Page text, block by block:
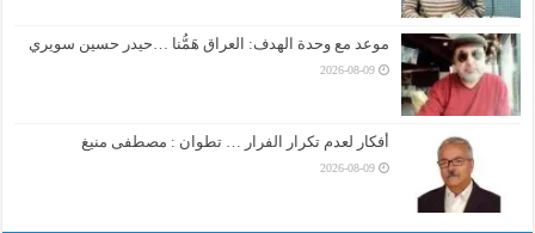
موعد مع وحدة الهدف: العراق هَمُّنا …حيدر حسين سويري
2026-08-09
أفكار لعدم تكرار الفرار … تطوان : مصطفى منيغ
2026-08-09